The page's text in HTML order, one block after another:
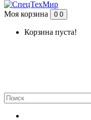
Моя корзина 0 0
Корзина пуста!